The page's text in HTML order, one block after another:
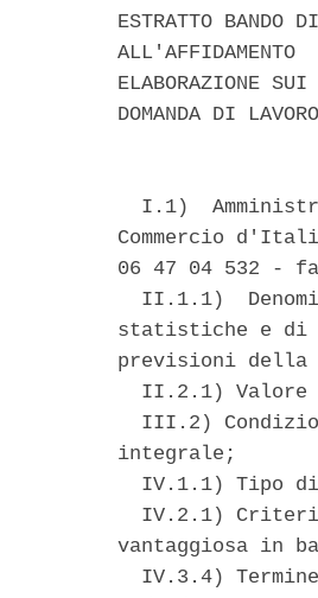
ESTRATTO
ELABORAZIONE
DOMANDA DI
I.1)
Commercio
06 47 04 532 -
II.1.1)
statistiche e di
previsioni della
II.2.1) Valore
III.2)
integrale;
IV.1.1) Tipo
IV.2.1)
vantaggiosa in
IV.3.4)